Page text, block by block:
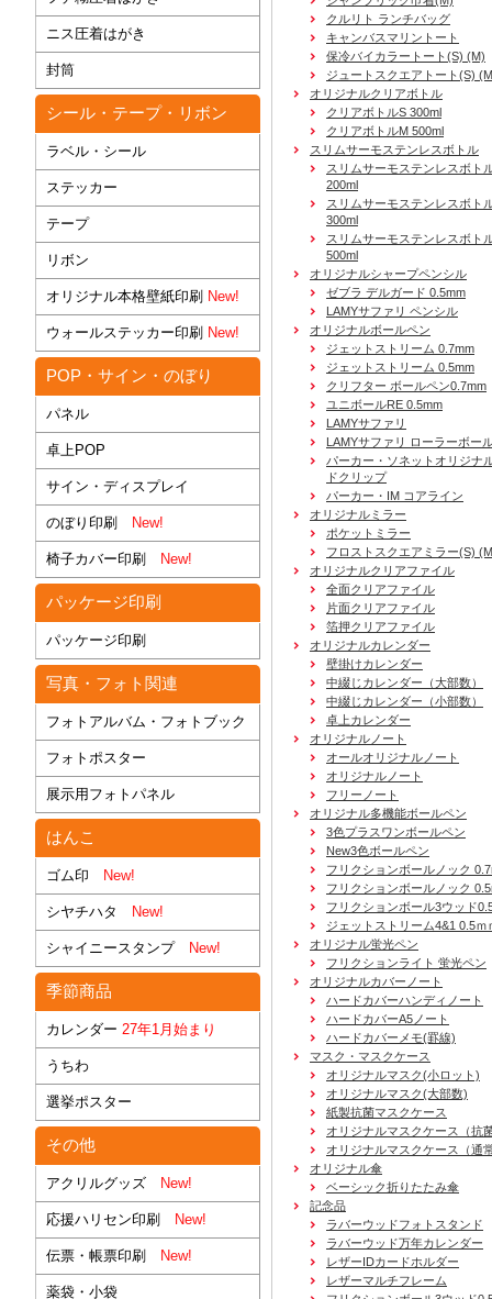
ニス圧着はがき
封筒
シール・テープ・リボン
ラベル・シール
ステッカー
テープ
リボン
オリジナル本格壁紙印刷 New!
ウォールステッカー印刷 New!
POP・サイン・のぼり
パネル
卓上POP
サイン・ディスプレイ
のぼり印刷 New!
椅子カバー印刷 New!
パッケージ印刷
パッケージ印刷
写真・フォト関連
フォトアルバム・フォトブック
フォトポスター
展示用フォトパネル
はんこ
ゴム印 New!
シヤチハタ New!
シャイニースタンプNew!
季節商品
カレンダー 27年1月始まり
うちわ
選挙ポスター
その他
アクリルグッズ New!
応援ハリセン印刷 New!
伝票・帳票印刷 New!
薬袋・小袋
クルリト ランチバッグ
キャンバスマリントート
保冷バイカラートート(S) (M)
ジュートスクエアトート(S)
オリジナルクリアボトル
クリアボトルS 300ml
クリアボトルM 500ml
スリムサーモステンレスボトル
スリムサーモステンレスボト
200ml
スリムサーモステンレスボト
300ml
スリムサーモステンレスボト
500ml
オリジナルシャープペンシル
ゼブラ デルガード 0.5mm
LAMYサファリ ペンシル
オリジナルボールペン
ジェットストリーム 0.7mm
ジェットストリーム 0.5mm
クリフター ボールペン0.7mm
ユニボールRE 0.5mm
LAMYサファリ
LAMYサファリ ローラーボー
パーカー・ソネットオリジナ
ドクリップ
パーカー・IM コアライン
オリジナルミラー
ポケットミラー
フロストスクエアミラー(S)
オリジナルクリアファイル
全面クリアファイル
片面クリアファイル
箔押クリアファイル
オリジナルカレンダー
壁掛けカレンダー
中綴じカレンダー（大部数）
中綴じカレンダー（小部数）
卓上カレンダー
オリジナルノート
オールオリジナルノート
オリジナルノート
フリーノート
オリジナル多機能ボールペン
3色プラスワンボールペン
New3色ボールペン
フリクションボールノック
フリクションボールノック
フリクションボール3ウッド
ジェットストリーム4&1 0.5ｍ
オリジナル蛍光ペン
フリクションライト 蛍光ペン
オリジナルカバーノート
ハードカバーハンディノート
ハードカバーA5ノート
ハードカバーメモ(罫線)
マスク・マスクケース
オリジナルマスク(小ロット)
オリジナルマスク(大部数)
紙製抗菌マスクケース
オリジナルマスクケース（抗
オリジナルマスクケース（通
オリジナル傘
ベーシック折りたたみ傘
記念品
ラバーウッドフォトスタンド
ラバーウッド万年カレンダー
レザーIDカードホルダー
レザーマルチフレーム